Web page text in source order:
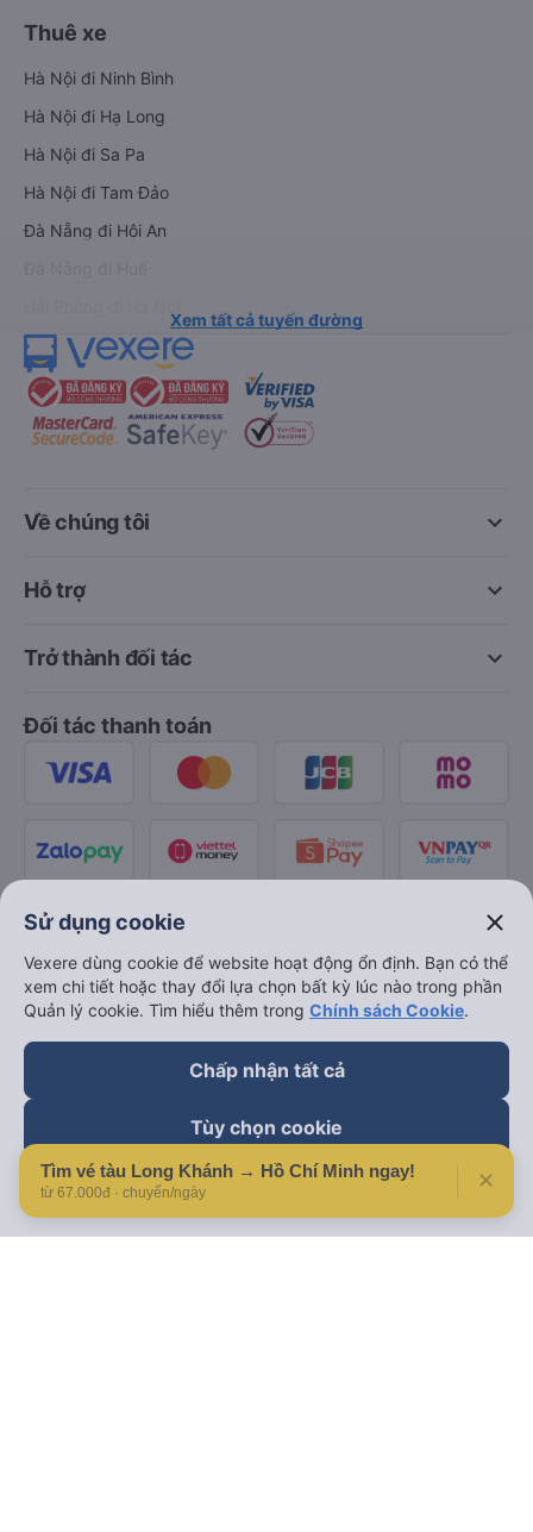
Tìm vé tàu Long Khánh → Hồ Chí Minh ngay!
từ 67.000đ · chuyến/ngày ✕
Thuê xe
Hà Nội đi Ninh Bình
Hà Nội đi Hạ Long
Hà Nội đi Sa Pa
Hà Nội đi Tam Đảo
Đà Nẵng đi Hội An
Xem tất cả tuyến đường
keyboard_arrow_down
Về chúng tôi
keyboard_arrow_down
Hỗ trợ
keyboard_arrow_down
Trở thành đối tác
Đối tác thanh toán
Sử dụng cookie close
Vexere dùng cookie để website hoạt động ổn định. Bạn có thể
xem chi tiết hoặc thay đổi lựa chọn bất kỳ lúc nào trong phần
Quản lý cookie. Tìm hiểu thêm trong Chính sách Cookie.
Chấp nhận tất cả
Tùy chọn cookie
Từ chối